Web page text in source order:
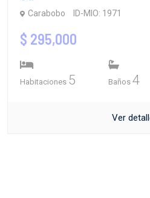
Carabobo ID-MIO: 1971
$ 295,000
Habitaciones 5 Baños 4
Ver